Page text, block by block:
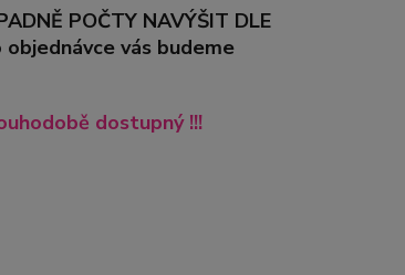
POČTY NAVÝŠIT DLE
vás budeme
dostupný !!!